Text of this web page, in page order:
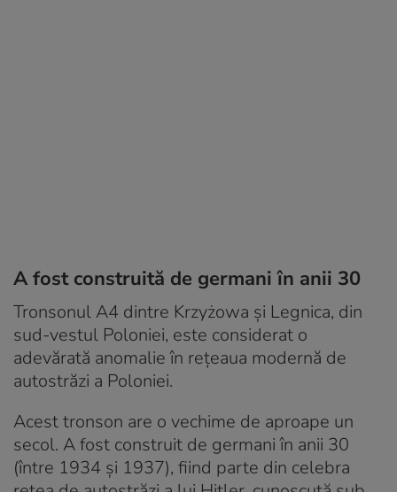
A fost construită de germani în anii 30
Tronsonul A4 dintre Krzyżowa și Legnica, din
sud-vestul Poloniei, este considerat o
adevărată anomalie în rețeaua modernă de
autostrăzi a Poloniei.
Acest tronson are o vechime de aproape un
secol. A fost construit de germani în anii 30
(între 1934 și 1937), fiind parte din celebra